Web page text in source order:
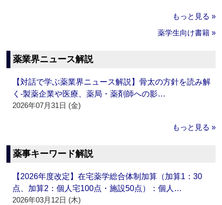
もっと見る »
薬学生向け書籍 »
薬業界ニュース解説
【対話で学ぶ薬業界ニュース解説】骨太の方針を読み解
く‐製薬企業や医療、薬局・薬剤師への影…
2026年07月31日 (金)
もっと見る »
薬事キーワード解説
【2026年度改定】在宅薬学総合体制加算（加算1：30
点、加算2：個人宅100点・施設50点）：個人…
2026年03月12日 (木)